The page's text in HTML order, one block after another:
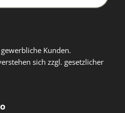
Kunden.
sich zzgl. gesetzlicher